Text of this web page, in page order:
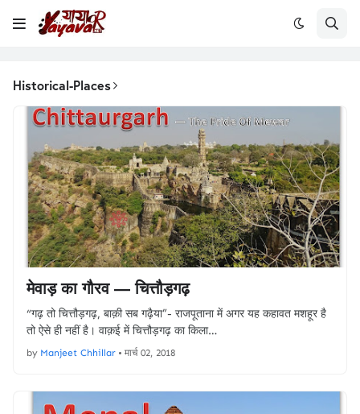
Historical-Places
मेवाड़ का गौरव — चित्तौड़गढ़
“गढ़ तो चित्तौड़गढ़, बाक़ी सब गढ़ैया”- राजपूताना में अगर यह कहावत मशहूर है
तो ऐसे ही नहीं है। वाक़ई में चित्तौड़गढ़ का किला…
by Manjeet Chhillar • मार्च 02, 2018